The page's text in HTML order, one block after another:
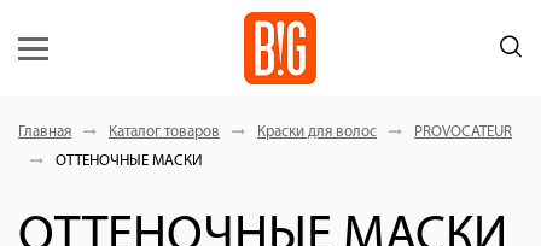
Главная Каталог товаров Краски для волос
PROVOCATEUR
ОТТЕНОЧНЫЕ МАСКИ